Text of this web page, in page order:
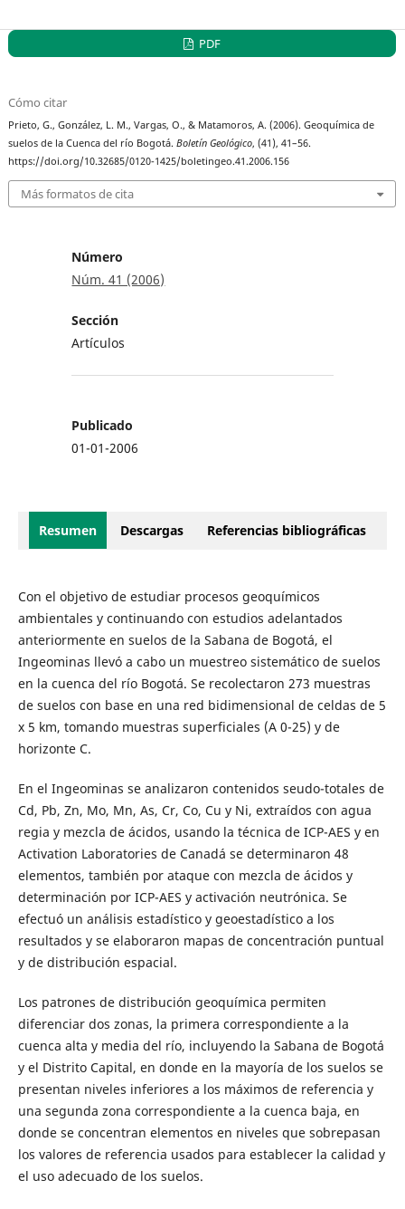
PDF
Cómo citar
Prieto, G., González, L. M., Vargas, O., & Matamoros, A. (2006). Geoquímica de
suelos de la Cuenca del río Bogotá.Boletín Geológico, (41), 41–56.
https://doi.org/10.32685/0120-1425/boletingeo.41.2006.156
Más formatos de cita
Número
Núm. 41 (2006)
Sección
Artículos
Publicado
01-01-2006
Resumen Descargas Referencias bibliográficas
Con el objetivo de estudiar procesos geoquímicos
ambientales y continuando con estudios adelantados
anteriormente en suelos de la Sabana de Bogotá, el
Ingeominas llevó a cabo un muestreo sistemático de suelos
en la cuenca del río Bogotá. Se recolectaron 273 muestras
de suelos con base en una red bidimensional de celdas de 5
x 5 km, tomando muestras superficiales (A 0-25) y de
horizonte C.
En el Ingeominas se analizaron contenidos seudo-totales de
Cd, Pb, Zn, Mo, Mn, As, Cr, Co, Cu y Ni, extraídos con agua
regia y mezcla de ácidos, usando la técnica de ICP-AES y en
Activation Laboratories de Canadá se determinaron 48
elementos, también por ataque con mezcla de ácidos y
determinación por ICP-AES y activación neutrónica. Se
efectuó un análisis estadístico y geoestadístico a los
resultados y se elaboraron mapas de concentración puntual
y de distribución espacial.
Los patrones de distribución geoquímica permiten
diferenciar dos zonas, la primera correspondiente a la
cuenca alta y media del río, incluyendo la Sabana de Bogotá
y el Distrito Capital, en donde en la mayoría de los suelos se
presentan niveles inferiores a los máximos de referencia y
una segunda zona correspondiente a la cuenca baja, en
donde se concentran elementos en niveles que sobrepasan
los valores de referencia usados para establecer la calidad y
el uso adecuado de los suelos.